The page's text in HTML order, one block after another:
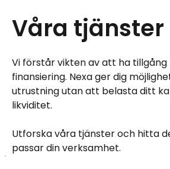
Våra tjänster
Vi förstår vikten av att ha tillgång
finansiering. Nexa ger dig
utrustning utan att belasta ditt
likviditet.
Utforska våra tjänster och hitta
passar din verksamhet.